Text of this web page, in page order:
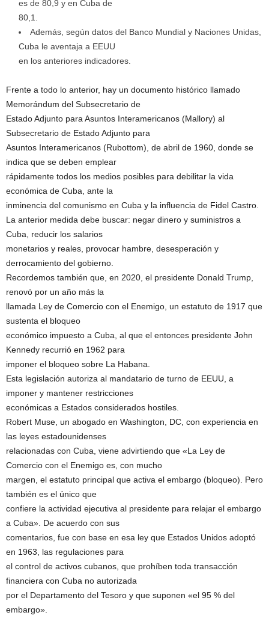
es de 80,9 y en Cuba de
80,1.
Además, según datos del Banco Mundial y Naciones Unidas,
Cuba le aventaja a EEUU
en los anteriores indicadores.
Frente a todo lo anterior, hay un documento histórico llamado
Memorándum del Subsecretario de
Estado Adjunto para Asuntos Interamericanos (Mallory) al
Subsecretario de Estado Adjunto para
Asuntos Interamericanos (Rubottom), de abril de 1960, donde se
indica que se deben emplear
rápidamente todos los medios posibles para debilitar la vida
económica de Cuba, ante la
inminencia del comunismo en Cuba y la influencia de Fidel Castro.
La anterior medida debe buscar: negar dinero y suministros a
Cuba, reducir los salarios
monetarios y reales, provocar hambre, desesperación y
derrocamiento del gobierno.
Recordemos también que, en 2020, el presidente Donald Trump,
renovó por un año más la
llamada Ley de Comercio con el Enemigo, un estatuto de 1917 que
sustenta el bloqueo
económico impuesto a Cuba, al que el entonces presidente John
Kennedy recurrió en 1962 para
imponer el bloqueo sobre La Habana.
Esta legislación autoriza al mandatario de turno de EEUU, a
imponer y mantener restricciones
económicas a Estados considerados hostiles.
Robert Muse, un abogado en Washington, DC, con experiencia en
las leyes estadounidenses
relacionadas con Cuba, viene advirtiendo que «La Ley de
Comercio con el Enemigo es, con mucho
margen, el estatuto principal que activa el embargo (bloqueo). Pero
también es el único que
confiere la actividad ejecutiva al presidente para relajar el embargo
a Cuba». De acuerdo con sus
comentarios, fue con base en esa ley que Estados Unidos adoptó
en 1963, las regulaciones para
el control de activos cubanos, que prohíben toda transacción
financiera con Cuba no autorizada
por el Departamento del Tesoro y que suponen «el 95 % del
embargo».